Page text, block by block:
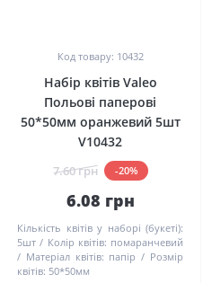
Код товару: 10432
Набір квітів Valeo
Польові паперові
50*50мм оранжевий 5шт
V10432
7.60 грн -20%
6.08 грн
Кількість квітів у наборі (букеті):
5шт
Колір квітів: помаранчевий
Матеріал квітів: папір
Розмір
квітів: 50*50мм